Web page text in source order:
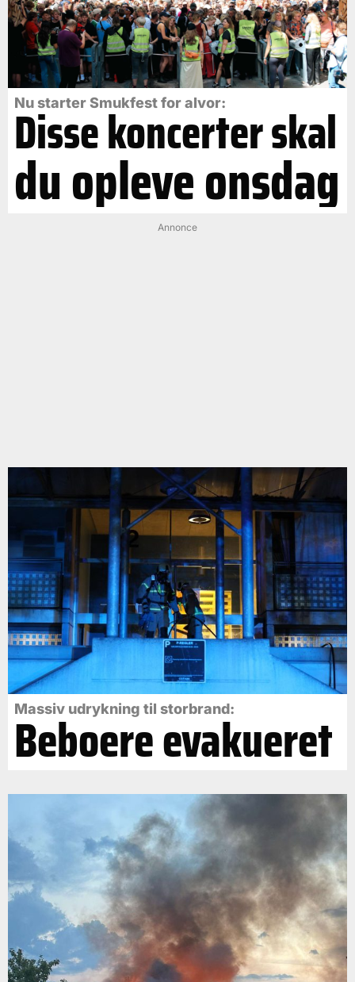
Nu starter Smukfest for alvor:
Disse koncerter skal
du opleve onsdag
Annonce
Massiv udrykning til storbrand:
Beboere evakueret